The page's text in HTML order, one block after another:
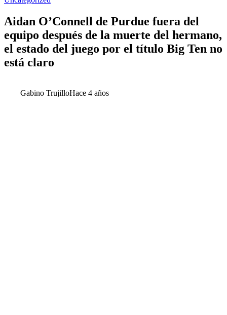
Aidan O’Connell de Purdue fuera del
equipo después de la muerte del hermano,
el estado del juego por el título Big Ten no
está claro
Gabino TrujilloHace 4 años